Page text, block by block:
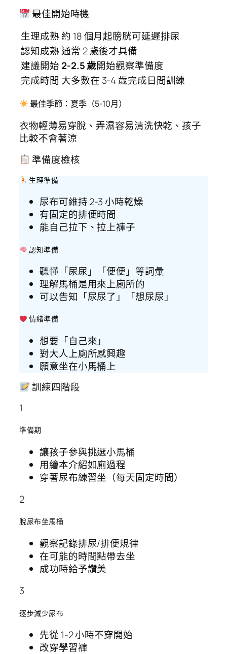
最佳開始時機
生理成熟 約 18 個月起膀胱可延遲排尿
認知成熟通常 2 歲後才具備
建議開始 2-2.5 歲開始觀察準備度
完成時間 大多數在 3-4 歲完成日間訓練
最佳季節：夏季（5-10月）
衣物輕薄易穿脫、弄濕容易清洗快乾、孩子
比較不會著涼
準備度檢核
生理準備
尿布可維持 2-3 小時乾燥
有固定的排便時間
能自己拉下、拉上褲子
認知準備
聽懂「尿尿」「便便」等詞彙
理解馬桶是用來上廁所的
可以告知「尿尿了」「想尿尿」
情緒準備
想要「自己來」
對大人上廁所感興趣
願意坐在小馬桶上
訓練四階段
1
準備期
讓孩子參與挑選小馬桶
用繪本介紹如廁過程
穿著尿布練習坐（每天固定時間）
2
脫尿布坐馬桶
觀察記錄排尿/排便規律
在可能的時間點帶去坐
成功時給予讚美
3
逐步減少尿布
先從 1-2 小時不穿開始
改穿學習褲